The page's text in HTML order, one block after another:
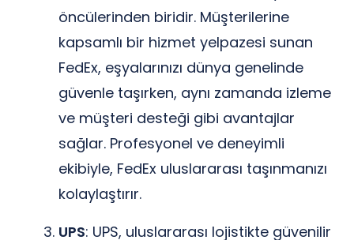
öncülerinden biridir. Müşterilerine
kapsamlı bir hizmet yelpazesi sunan
FedEx, eşyalarınızı dünya genelinde
güvenle taşırken, aynı zamanda izleme
ve müşteri desteği gibi avantajlar
sağlar. Profesyonel ve deneyimli
ekibiyle, FedEx uluslararası taşınmanızı
kolaylaştırır.
UPS: UPS, uluslararası lojistikte güvenilir